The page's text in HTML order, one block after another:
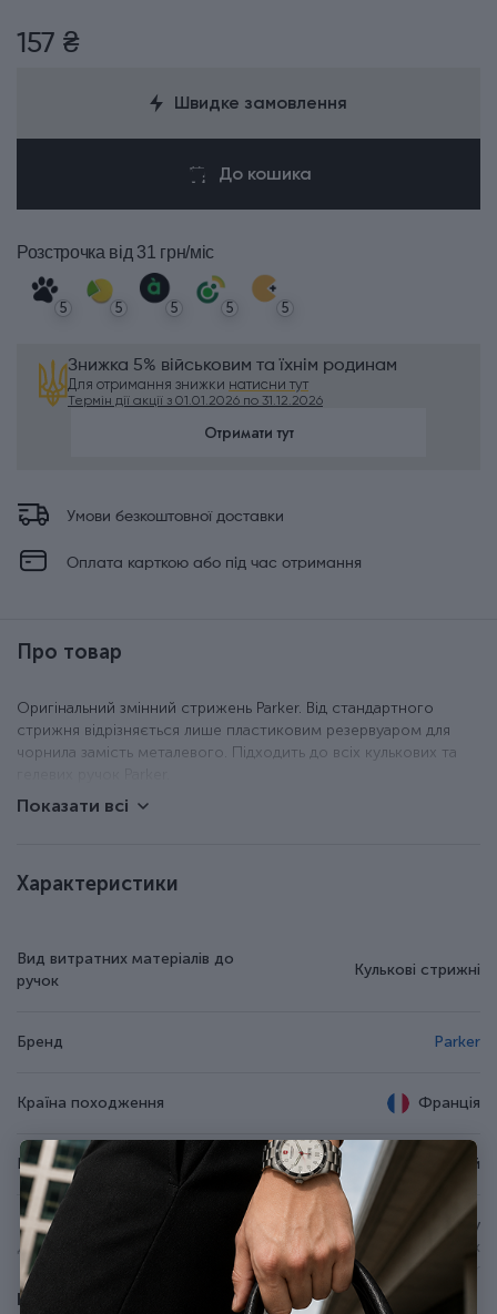
157 ₴
Швидке замовлення
До кошика
Розстрочка від 31 грн/міс
5 5 5 5 5
Знижка 5% військовим та їхнім родинам
Для отримання знижки натисни тут
Термін дії акції з 01.01.2026 по 31.12.2026
Отримати тут
Умови безкоштовної доставки
Оплата карткою або під час отримання
Про товар
Оригінальний змінний стрижень Parker. Від стандартного
стрижня відрізняється лише пластиковим резервуаром для
чорнила замість металевого. Підходить до всіх кулькових та
Показати всі
Характеристики
Вид витратних матеріалів до
ручок
Кулькові стрижні
Бренд Parker
Країна походження Франція
Колір чорнила Чорний
Додаткові характеристики
Для використання у
кулькових та гелевих ручках
Показати всі